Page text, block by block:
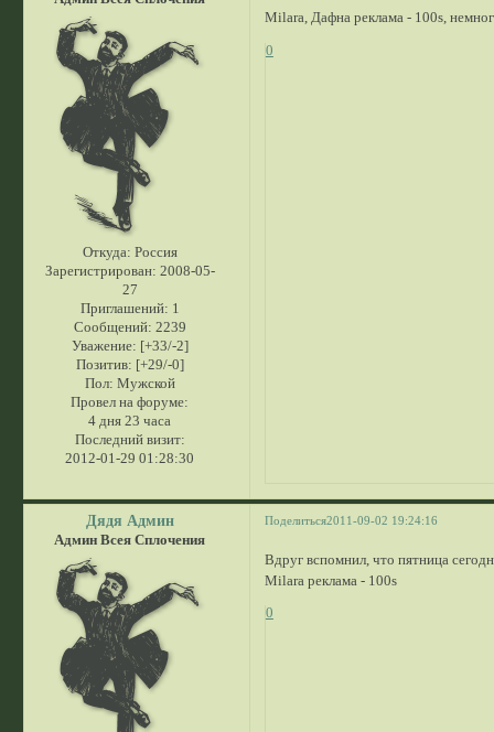
Откуда: Россия
Зарегистрирован: 2008-05-
27
Приглашений: 1
Сообщений: 2239
Уважение: [+33/-2]
Позитив: [+29/-0]
Пол: Мужской
Провел на форуме:
4 дня 23 часа
Последний визит:
2012-01-29 01:28:30
Milara, Дафна реклама - 100s,
0
Поделиться2011-09-02 19:24:16
Дядя Админ
Админ Всея Сплочения
Вдруг вспомнил, что пятница
Milara реклама - 100s
0